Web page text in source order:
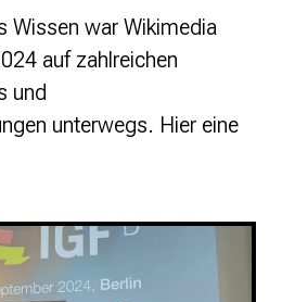
Wissen war Wikimedia
auf zahlreichen
und
unterwegs. Hier eine